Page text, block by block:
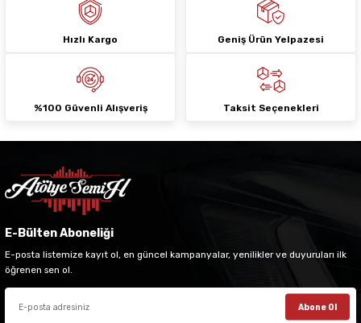
Hızlı Kargo Geniş Ürün Yelpazesi
%100 Güvenli Alışveriş Taksit Seçenekleri
E-Bülten Aboneliği
E-posta listemize kayıt ol, en güncel kampanyalar, yenilikler ve duyuruları ilk
öğrenen sen ol.
Abone Ol